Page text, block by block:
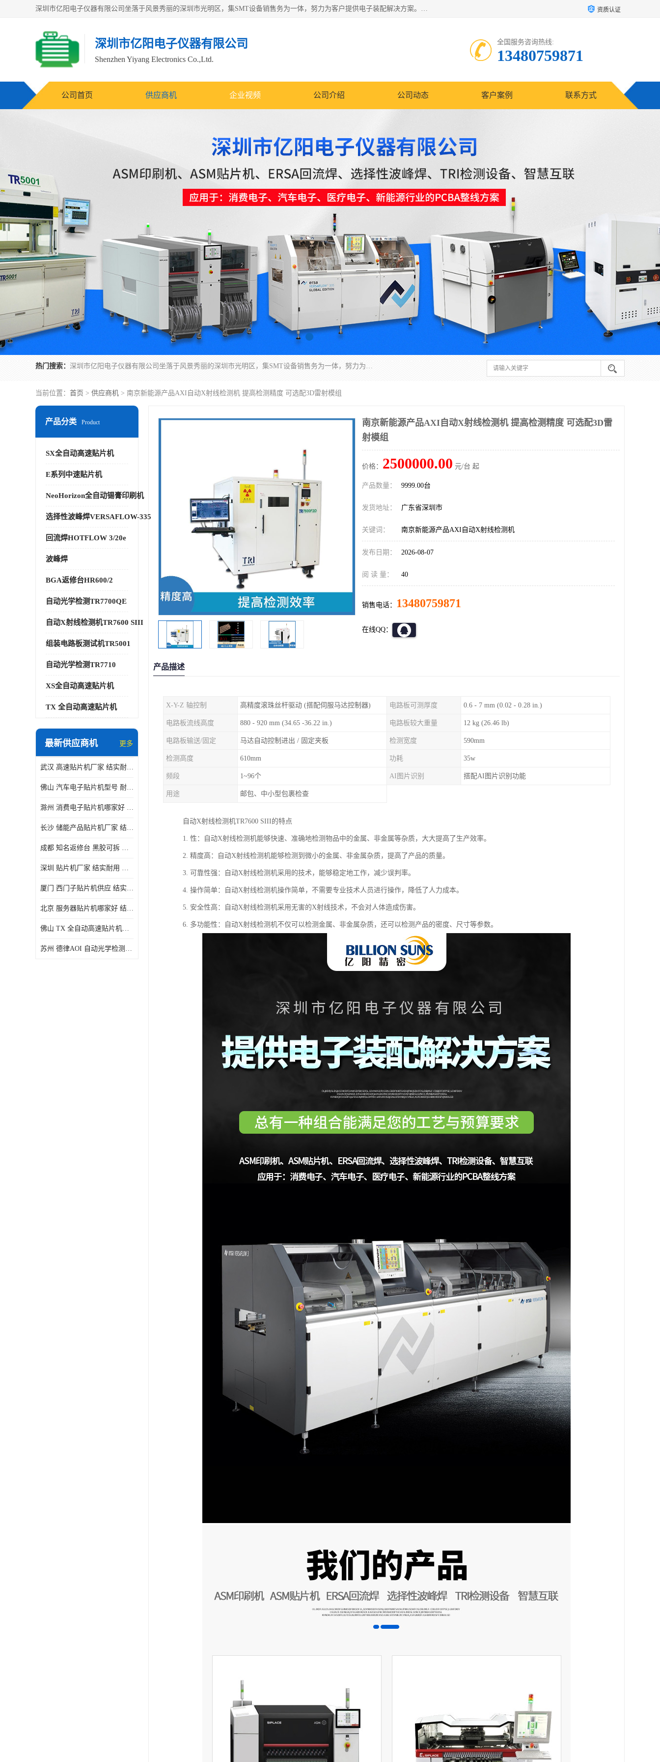
深圳市亿阳电子仪器有限公司坐落于风景秀丽的深圳市光明区，集SMT设备销售务为一体，努力为客户提供电子装配解决方案。与行业**SMT设备厂商：ASM（印刷机，锡膏检查机，贴片机），德国ERSA（爱莎）建立了稳固的代理合作关系，销售的设备一直保持**电子装配行业未来发展方向，能够满足客户各种繁杂产品的生产应用。 资质认证
深圳市亿阳电子仪器有限公司
Shenzhen Yiyang Electronics Co.,Ltd.
全国服务咨询热线:
13480759871
公司首页 供应商机 企业视频 公司介绍 公司动态 客户案例 联系方式
热门搜索： 深圳市亿阳电子仪器有限公司坐落于风景秀丽的深圳市光明区，集SMT设备销售务为一体，努力为客户提供电子装配解决方案。与行业**SMT设备厂商：ASM（印刷机，锡膏检查机，贴片机），德国ERSA（爱莎）建立了稳固的代理合作关系，销售的设备一直保持**电子装配行业未来发展方向，能够满足客户各种繁杂产品的生产应用。
当前位置： 首页 > 供应商机 > 南京新能源产品AXI自动X射线检测机 提高检测精度 可选配3D雷射模组
产品分类 Product
SX全自动高速贴片机
E系列中速贴片机
NeoHorizon全自动锡膏印刷机
选择性波峰焊VERSAFLOW-335
回流焊HOTFLOW 3/20e
波峰焊
BGA返修台HR600/2
自动光学检测TR7700QE
自动X射线检测机TR7600 SIII
组装电路板测试机TR5001
自动光学检测TR7710
XS全自动高速贴片机
TX 全自动高速贴片机
最新供应商机 更多
武汉 高速贴片机厂家 结实耐用 贴片效率高
佛山 汽车电子贴片机型号 耐振动 宽容性高
滁州 消费电子贴片机哪家好 结实耐用 全自动化
长沙 储能产品贴片机厂家 结实耐用 适用范围广
成都 知名返修台 黑胶可拆 对位 校正 贴放准确
深圳 贴片机厂家 结实耐用 全自动化
厦门 西门子贴片机供应 结实耐用 提高生产率
北京 服务器贴片机哪家好 结实耐用 宽容性高
佛山 TX 全自动高速贴片机型号 结实耐用 全自动化
苏州 德律AOI 自动光学检测 帮助节省时间和劳动力成本
南京新能源产品AXI自动X射线检测机 提高检测精度 可选配3D雷
射模组
价格： 2500000.00 元/台 起
产品数量： 9999.00台
发货地址： 广东省深圳市
关键词： 南京新能源产品AXI自动X射线检测机
发布日期： 2026-08-07
阅 读 量： 40
销售电话： 13480759871
在线QQ：
产品描述
X-Y-Z 轴控制 高精度滚珠丝杆驱动 (搭配伺服马达控制器) 电路板可测厚度 0.6 - 7 mm (0.02 - 0.28 in.)
电路板流线高度 880 - 920 mm (34.65 -36.22 in.) 电路板较大重量 12 kg (26.46 lb)
电路板输送/固定 马达自动控制进出 / 固定夹板 检测宽度 590mm
检测高度 610mm 功耗 35w
频段 1~96个 AI图片识别 搭配AI图片识别功能
用途 邮包、中小型包裹检查
自动X射线检测机TR7600 SIII的特点
1. 性：自动X射线检测机能够快速、准确地检测物品中的金属、非金属等杂质，大大提高了生产效率。
2. 精度高：自动X射线检测机能够检测到微小的金属、非金属杂质，提高了产品的质量。
3. 可靠性强：自动X射线检测机采用的技术，能够稳定地工作，减少误判率。
4. 操作简单：自动X射线检测机操作简单，不需要专业技术人员进行操作，降低了人力成本。
5. 安全性高：自动X射线检测机采用无害的X射线技术，不会对人体造成伤害。
6. 多功能性：自动X射线检测机不仅可以检测金属、非金属杂质，还可以检测产品的密度、尺寸等参数。